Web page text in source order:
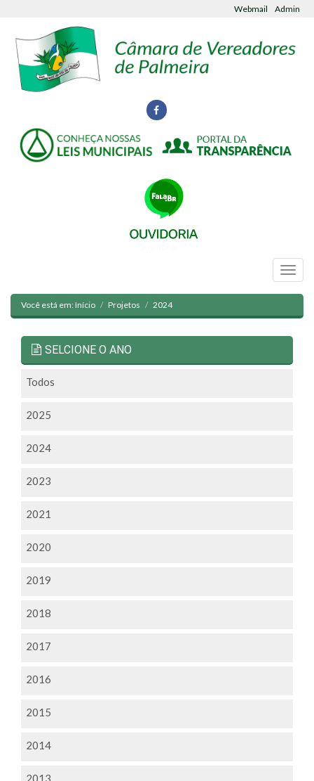
Webmail Admin
Você está em:Início Projetos 2024
SELCIONE O ANO
Todos
2025
2024
2023
2021
2020
2019
2018
2017
2016
2015
2014
2013